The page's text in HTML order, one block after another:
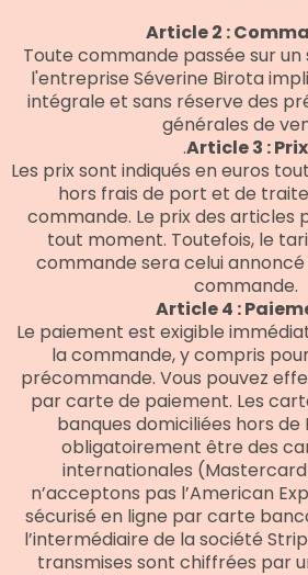
Article 2 :
Toute commande passée sur
l'entreprise Séverine Birota
intégrale et sans réserve des
générales de
.Article 3 : Prix
Les prix sont indiqués en euros
hors frais de port et de
commande. Le prix des articles
tout moment. Toutefois, le
commande sera celui
commande.
Article 4 :
Le paiement est exigible
la commande, y compris
précommande. Vous pouvez
par carte de paiement. Les
banques domiciliées hors
obligatoirement être des
internationales (Mastercard
n’acceptons pas l’American
sécurisé en ligne par carte
l’intermédiaire de la société
transmises sont chiffrées par